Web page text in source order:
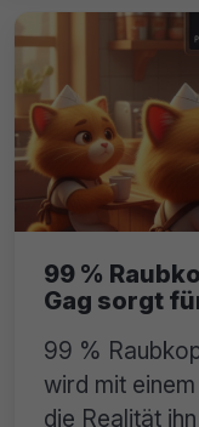
99 %
Gag sorgt
99 %
wird mit
die Realität